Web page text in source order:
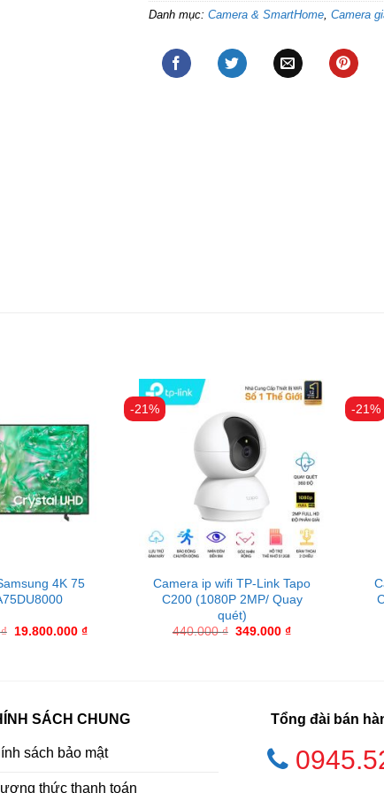
Danh mục: Camera & SmartHome, Camera
4K 75
₫ 19.800.000₫
-21%
Camera ip wifi TP-Link Tapo
C200 (1080P 2MP/ Quay
quét)
440.000₫ 349.000₫
-21%
SÁCH CHUNG
sách bảo mật
thức thanh toán
Tổng đài bán